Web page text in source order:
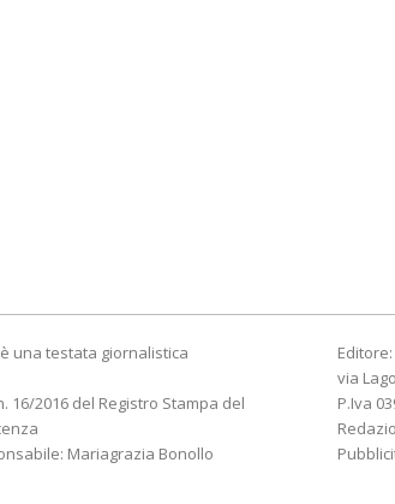
è una testata giornalistica
16/2016 del Registro Stampa del
Mariagrazia Bonollo
via
P.Iva